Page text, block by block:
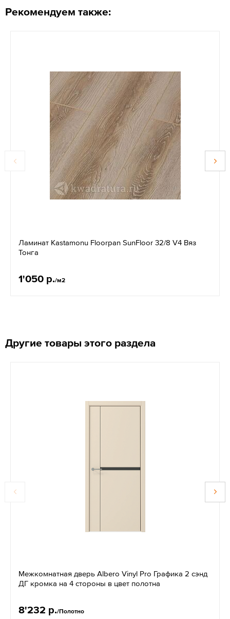
Рекомендуем также:
Ламинат Kastamonu Floorpan SunFloor 32/8 V4 Вяз
Тонга
1'050 р./м2
Другие товары этого раздела
Межкомнатная дверь Albero Vinyl Pro Графика 2 сэнд
ДГ кромка на 4 стороны в цвет полотна
8'232 р./Полотно